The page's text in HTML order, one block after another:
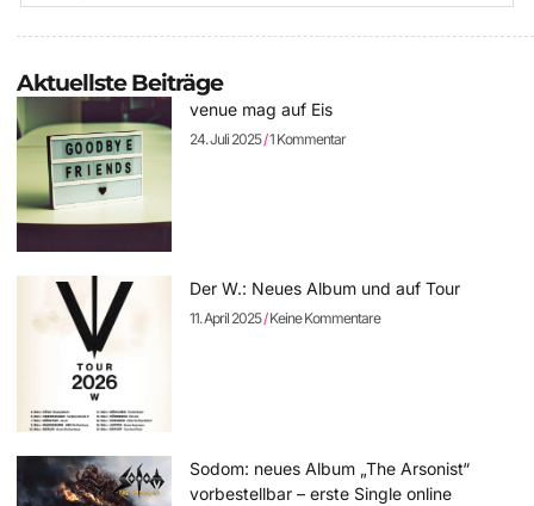
Aktuellste Beiträge
venue mag auf Eis
24. Juli 2025 1 Kommentar
Der W.: Neues Album und auf Tour
11. April 2025 Keine Kommentare
Sodom: neues Album „The Arsonist“
vorbestellbar – erste Single online